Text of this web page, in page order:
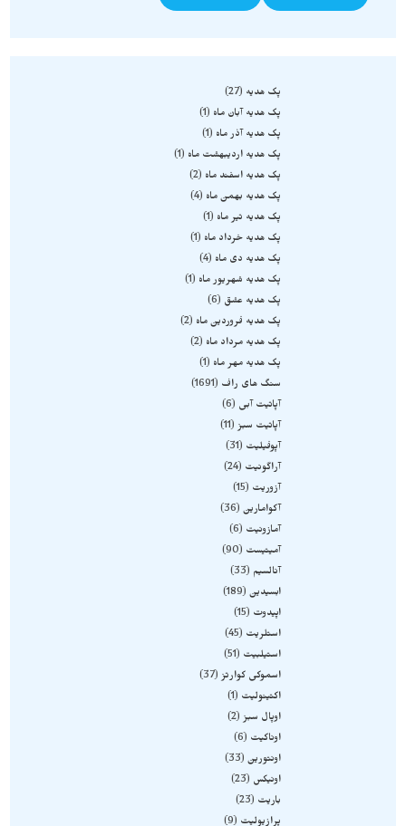
پک هدیه
27
پک هدیه آبان ماه
1
پک هدیه آذر ماه
1
پک هدیه اردیبهشت ماه
1
پک هدیه اسفند ماه
2
پک هدیه بهمن ماه
4
پک هدیه تیر ماه
1
پک هدیه خرداد ماه
1
پک هدیه دی ماه
4
پک هدیه شهریور ماه
1
پک هدیه عشق
6
پک هدیه فروردین ماه
2
پک هدیه مرداد ماه
2
پک هدیه مهر ماه
1
سنگ های راف
1691
آپاتیت آبی
6
آپاتیت سبز 11
آپوفیلیت
31
آراگونیت
24
آزوریت
15
آکوامارین 36
آمازونیت
6
آمیتیست
90
آنالسیم
33
ابسیدین 189
اپیدوت
15
استلریت
45
استیلبیت
51
اسموکی کوارتز 37
اکتینولیت
1
اوپال سبز 2
اوناکیت
6
اونتورین 33
اونیکس
23
باریت
23
پرازیولیت
9